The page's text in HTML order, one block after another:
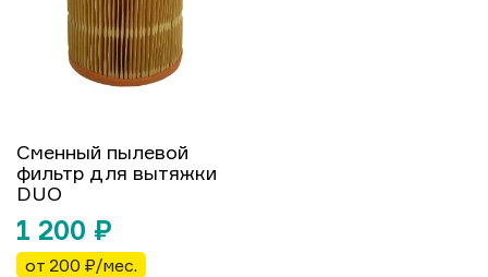
Сменный пылевой
фильтр для вытяжки
DUO
1 200 ₽
от 200 ₽/мес.